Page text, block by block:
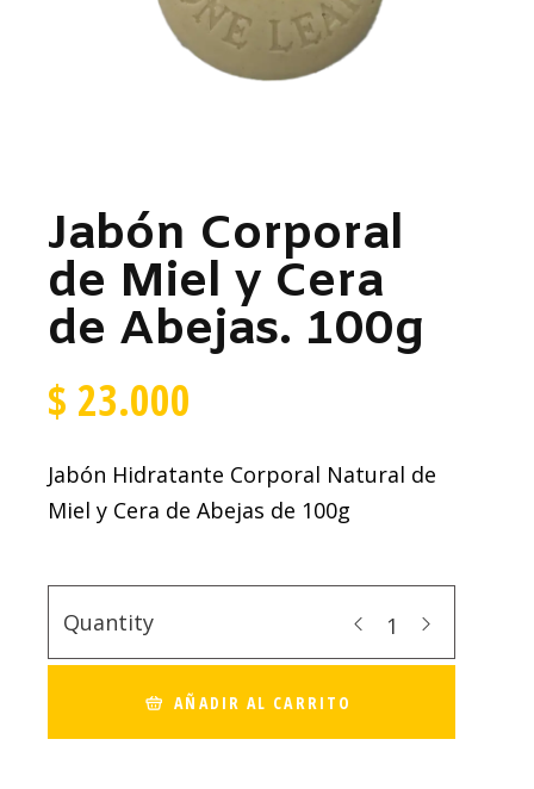
Jabón Corporal
de Miel y Cera
de Abejas. 100g
$ 23.000
Jabón Hidratante Corporal Natural de
Miel y Cera de Abejas de 100g
Quantity
AÑADIR AL CARRITO